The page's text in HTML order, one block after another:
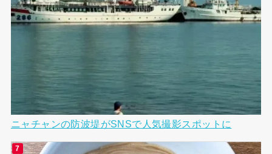
ニャチャンの防波堤がSNSで人気撮影スポットに